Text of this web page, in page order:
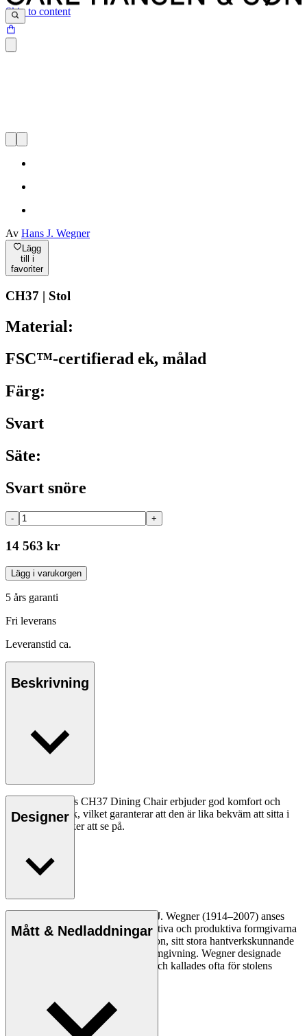
Skip to content
Av Hans J. Wegner
Lägg
till i
favoriter
CH37 | Stol
Material:
FSC™-certifierad ek, målad
Färg:
Svart
Säte:
Svart snöre
- +
14 563 kr
Lägg i varukorgen
5 års garanti
Fri leverans
Leveranstid ca.
Beskrivning
Hans J. Wegners CH37 Dining Chair erbjuder god komfort och
gediget hantverk, vilket garanterar att den är lika bekväm att sitta i
som den är vacker att se på.
Designer
Den danske möbeldesignern Hans J. Wegner (1914–2007) anses
vara en av de mest kreativa, innovativa och produktiva formgivarna
genom tiderna, känd för sin precision, sitt stora hantverkskunnande
och sin kompromisslösa syn på formgivning. Wegner designade
nästan 500 stolar under sin livstid och kallades ofta för stolens
Läs mer om Hans J. Wegner
Mått & Nedladdningar